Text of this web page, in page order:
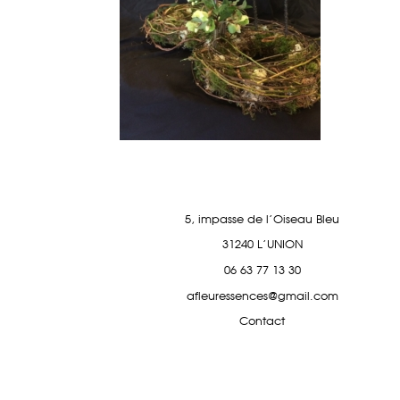
5, impasse de l'Oiseau Bleu
31240 L'UNION
06 63 77 13 30
afleuressences@gmail.com
Contact